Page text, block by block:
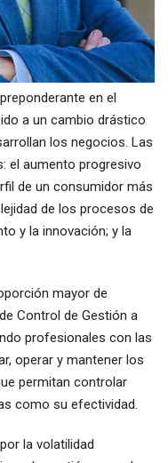
en el
a un cambio drástico
los negocios. Las
el aumento progresivo
de un consumidor más
de los procesos de
y la innovación; y la
mayor de
Control de Gestión a
profesionales con las
operar y mantener los
permitan controlar
como su efectividad.
la volatilidad